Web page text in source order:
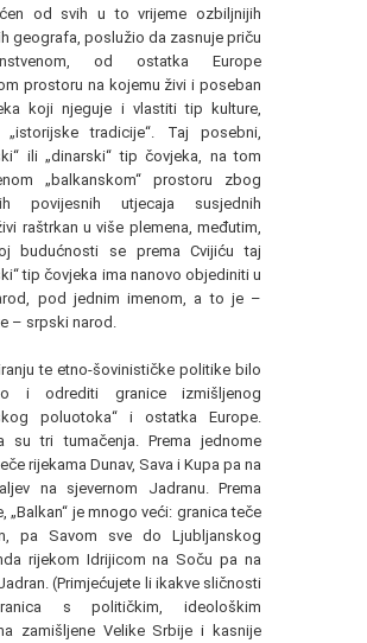
od svih u to vrijeme ozbiljnijih
geografa, poslužio da zasnuje priču
od ostatka Europe
prostoru na kojemu živi i poseban
koji njeguje i vlastiti tip kulture,
tradicije“. Taj posebni,
ili „dinarski“ tip čovjeka, na tom
„balkanskom“ prostoru zbog
povijesnih utjecaja susjednih
raštrkan u više plemena, međutim,
budućnosti se prema Cvijiću taj
tip čovjeka ima nanovo objediniti u
pod jednim imenom, a to je –
– srpski narod.
te etno-šovinističke politike bilo
i odrediti granice izmišljenog
poluotoka“ i ostatka Europe.
su tri tumačenja. Prema jednome
rijekama Dunav, Sava i Kupa pa na
na sjevernom Jadranu. Prema
„Balkan“ je mnogo veći: granica teče
pa Savom sve do Ljubljanskog
rijekom Idrijicom na Soču pa na
(Primjećujete li ikakve sličnosti
s političkim, ideološkim
zamišljene Velike Srbije i kasnije